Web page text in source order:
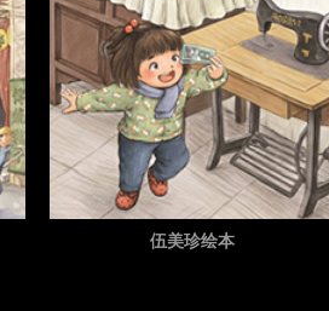
伍美珍绘本